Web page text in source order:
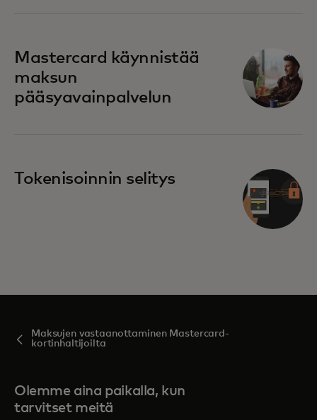
Mastercard käynnistää
maksun
pääsyavainpalvelun
Tokenisoinnin selitys
Maksujen vastaanottaminen Mastercard-
kortinhaltijoilta
Olemme aina paikalla, kun
tarvitset meitä